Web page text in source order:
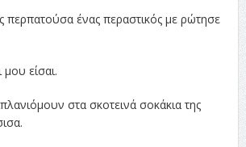
περπατούσα ένας περαστικός με ρώτησε
είσαι.
στα σκοτεινά σοκάκια της